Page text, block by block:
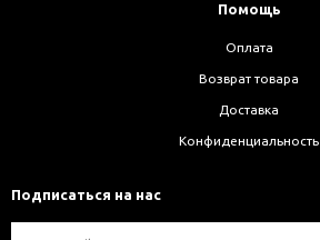
Помощь
Оплата
Возврат товара
Доставка
Конфиденциальность
Подписаться на нас